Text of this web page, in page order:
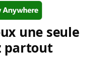
une seule
partout